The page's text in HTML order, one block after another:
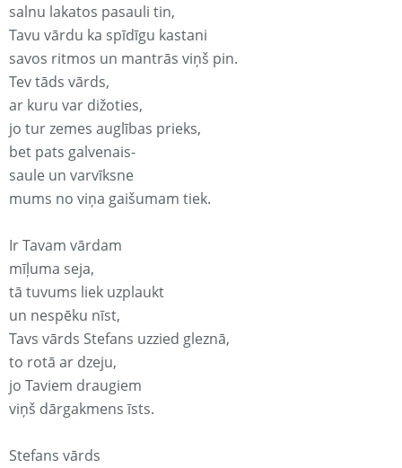
salnu lakatos pasauli tin,
Tavu vārdu ka spīdīgu kastani
savos ritmos un mantrās viņš pin.
Tev tāds vārds,
ar kuru var dižoties,
jo tur zemes auglības prieks,
bet pats galvenais-
saule un varvīksne
mums no viņa gaišumam tiek.
Ir Tavam vārdam
mīļuma seja,
tā tuvums liek uzplaukt
un nespēku nīst,
Tavs vārds Stefans uzzied gleznā,
to rotā ar dzeju,
jo Taviem draugiem
viņš dārgakmens īsts.
Stefans vārds